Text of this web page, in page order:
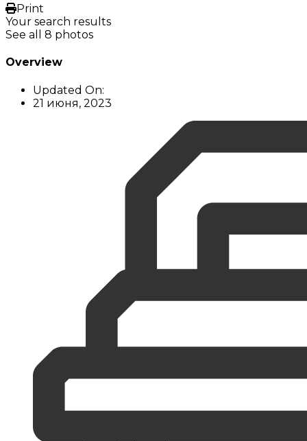
Print
Your search results
See all 8 photos
Overview
Updated On:
21 июня, 2023